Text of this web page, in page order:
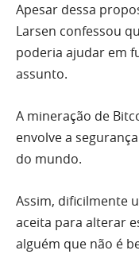
Apesar dessa
Larsen confessou
poderia ajudar em
assunto.
A mineração de
envolve a
do mundo.
Assim, dificilmente
aceita para alterar
alguém que não é